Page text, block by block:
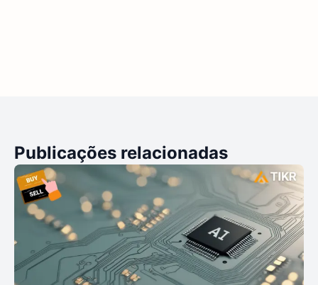
Publicações relacionadas